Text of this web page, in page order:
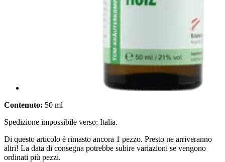
Contenuto: 50 ml
Spedizione impossibile verso: Italia.
Di questo articolo è rimasto ancora 1 pezzo. Presto ne arriveranno
altri! La data di consegna potrebbe subire variazioni se vengono
ordinati più pezzi.